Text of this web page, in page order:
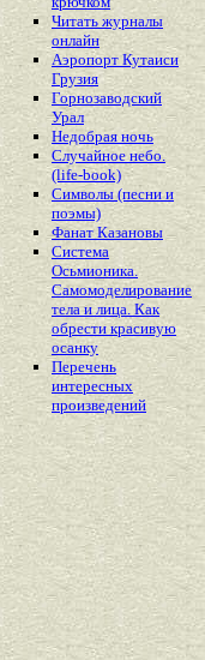
Читать журналы
онлайн
Аэропорт Кутаиси
Грузия
Горнозаводский
Урал
Недобрая ночь
Случайное небо.
(life-book)
Символы (песни и
поэмы)
Фанат Казановы
Система
Осьмионика.
Самомоделирование
тела и лица. Как
обрести красивую
осанку
Перечень
интересных
произведений